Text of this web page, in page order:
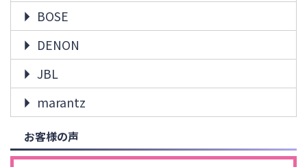
BOSE
DENON
JBL
marantz
お客様の声